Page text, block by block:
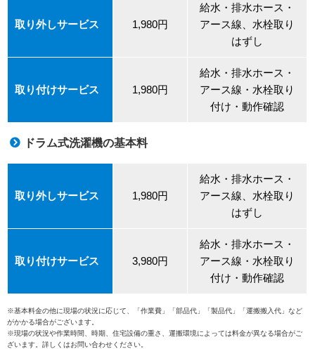
取り外しサービス 1,980円
給水・排水ホース・
アース線、水栓取り
はずし
取り付けサービス 1,980円
給水・排水ホース・
アース線・水栓取り
付け・動作確認
ドラム式洗濯機の基本料
取り外しサービス 1,980円
給水・排水ホース・
アース線、水栓取り
はずし
取り付けサービス 3,980円
給水・排水ホース・
アース線・水栓取り
付け・動作確認
※基本料金の他に現場の状況に応じて、「作業費」「部品代」「製品代」「運搬搬入代」など
がかかる場合がございます。
※現場の状況や作業時間、時期、住宅設備の重さ、運搬環境によっては料金が異なる場合がご
ざいます。詳しくはお問い合わせください。